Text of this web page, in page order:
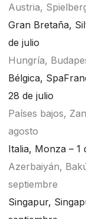
Austria,
Gran Bretaña,
de julio
Hungría,
Bélgica,
28 de julio
Países bajos,
agosto
Italia, Monza – 1
Azerbaiyán,
septiembre
Singapur,